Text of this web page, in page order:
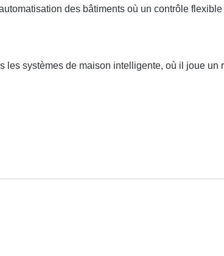
des bâtiments où un contrôle
les systèmes de maison intelligente, où il joue